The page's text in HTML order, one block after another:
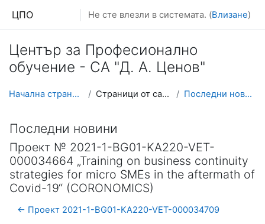
ЦПО Не сте влезли в системата. (Влизане)
Център за Професионално
обучение - СА "Д. А. Ценов"
Начална страница Страници от сайта Последни новини
Последни новини
Проект № 2021-1-BG01-KA220-VET-
000034664 „Training on business continuity
strategies for micro SMEs in the aftermath of
Covid-19“ (CORONOMICS)
← Проект 2021-1-BG01-KA220-VET-000034709